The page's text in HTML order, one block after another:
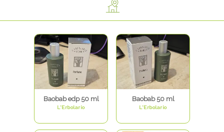
Baobab edp 50 ml
L'Erbolario
Baobab 50 ml
L'Erbolario